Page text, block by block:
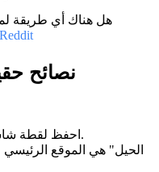
Reddit
احفظ لقطة شاشة قبل الإرسال—لا يوجد تراجع.